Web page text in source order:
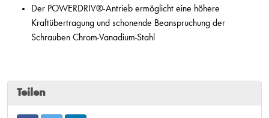
Der POWERDRIV®-Antrieb ermöglicht eine höhere
Kraftübertragung und schonende Beanspruchung der
Schrauben Chrom-Vanadium-Stahl
Teilen